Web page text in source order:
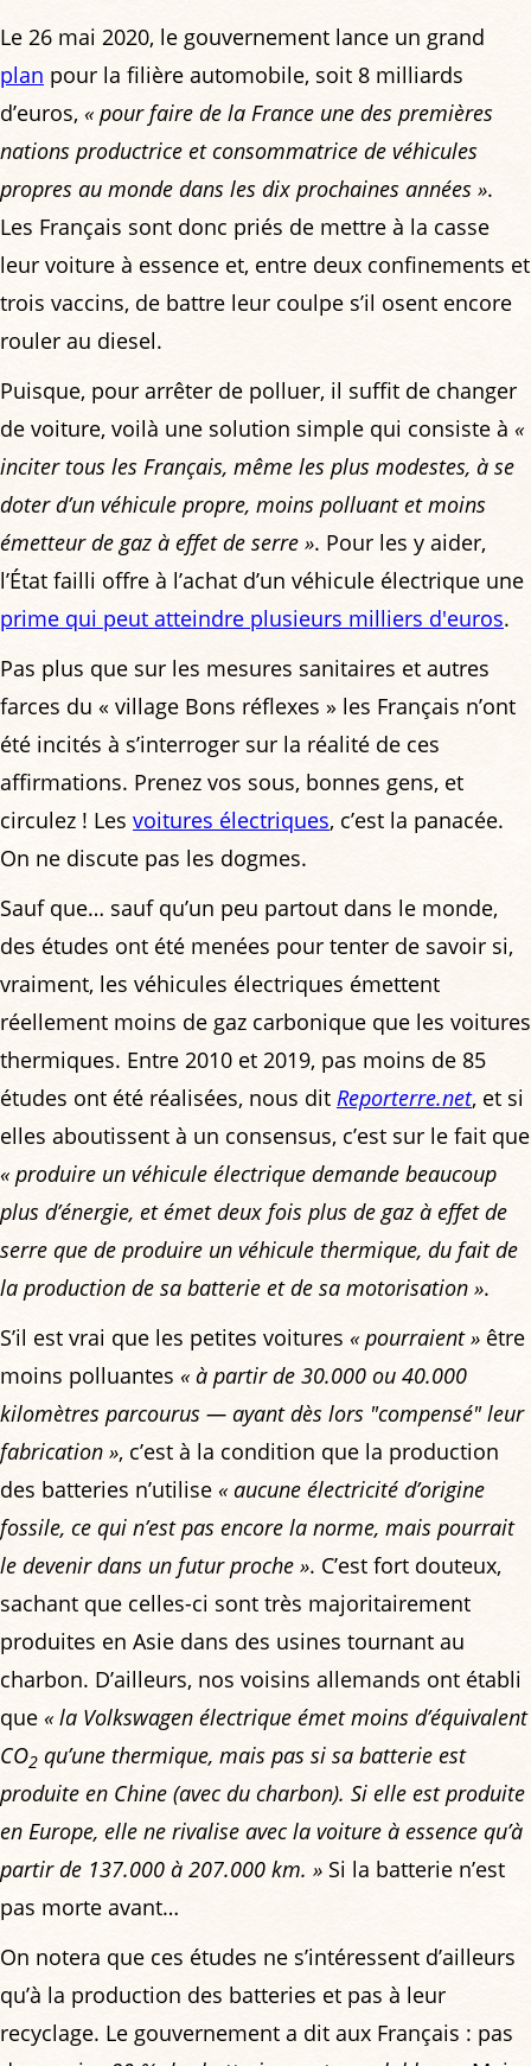
Le 26 mai 2020, le gouvernement lance un grand
plan pour la filière automobile, soit 8 milliards
d’euros, « pour faire de la France une des premières
nations productrice et consommatrice de véhicules
propres au monde dans les dix prochaines années ».
Les Français sont donc priés de mettre à la casse
leur voiture à essence et, entre deux confinements et
trois vaccins, de battre leur coulpe s’il osent encore
rouler au diesel.
Puisque, pour arrêter de polluer, il suffit de changer
de voiture, voilà une solution simple qui consiste à «
inciter tous les Français, même les plus modestes, à se
doter d’un véhicule propre, moins polluant et moins
émetteur de gaz à effet de serre ». Pour les y aider,
l’État failli offre à l’achat d’un véhicule électrique une
prime qui peut atteindre plusieurs milliers d'euros.
Pas plus que sur les mesures sanitaires et autres
farces du « village Bons réflexes » les Français n’ont
été incités à s’interroger sur la réalité de ces
affirmations. Prenez vos sous, bonnes gens, et
circulez ! Les voitures électriques, c’est la panacée.
On ne discute pas les dogmes.
Sauf que… sauf qu’un peu partout dans le monde,
des études ont été menées pour tenter de savoir si,
vraiment, les véhicules électriques émettent
réellement moins de gaz carbonique que les voitures
thermiques. Entre 2010 et 2019, pas moins de 85
études ont été réalisées, nous dit Reporterre.net, et si
elles aboutissent à un consensus, c’est sur le fait que
« produire un véhicule électrique demande beaucoup
plus d’énergie, et émet deux fois plus de gaz à effet de
serre que de produire un véhicule thermique, du fait de
la production de sa batterie et de sa motorisation ».
S’il est vrai que les petites voitures « pourraient » être
moins polluantes « à partir de 30.000 ou 40.000
kilomètres parcourus — ayant dès lors "compensé" leur
fabrication », c’est à la condition que la production
des batteries n’utilise « aucune électricité d’origine
fossile, ce qui n’est pas encore la norme, mais pourrait
le devenir dans un futur proche ». C’est fort douteux,
sachant que celles-ci sont très majoritairement
produites en Asie dans des usines tournant au
charbon. D’ailleurs, nos voisins allemands ont établi
que « la Volkswagen électrique émet moins d’équivalent
CO2 qu’une thermique, mais pas si sa batterie est
produite en Chine (avec du charbon). Si elle est produite
en Europe, elle ne rivalise avec la voiture à essence qu’à
partir de 137.000 à 207.000 km. » Si la batterie n’est
pas morte avant…
On notera que ces études ne s’intéressent d’ailleurs
qu’à la production des batteries et pas à leur
recyclage. Le gouvernement a dit aux Français : pas